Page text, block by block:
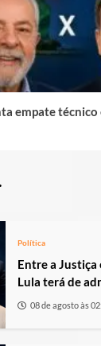
empate
Política
Entre a Justiça
Lula terá de
08 de agosto às